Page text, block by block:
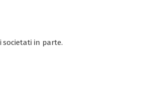
in parte.